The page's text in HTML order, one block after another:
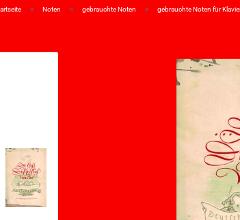
» Noten » gebrauchte Noten » gebrauchte Noten für